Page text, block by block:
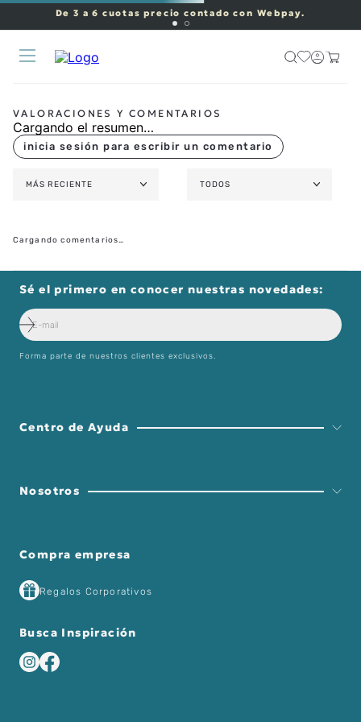
De 3 a 6 cuotas precio contado con Webpay.
Cargando el resumen…
MÁS RECIENTE TODOS
Cargando comentarios…
Sé el primero en conocer nuestras novedades:
Forma parte de nuestros clientes exclusivos.
Centro de Ayuda
Nosotros
Compra empresa
Regalos Corporativos
Busca Inspiración